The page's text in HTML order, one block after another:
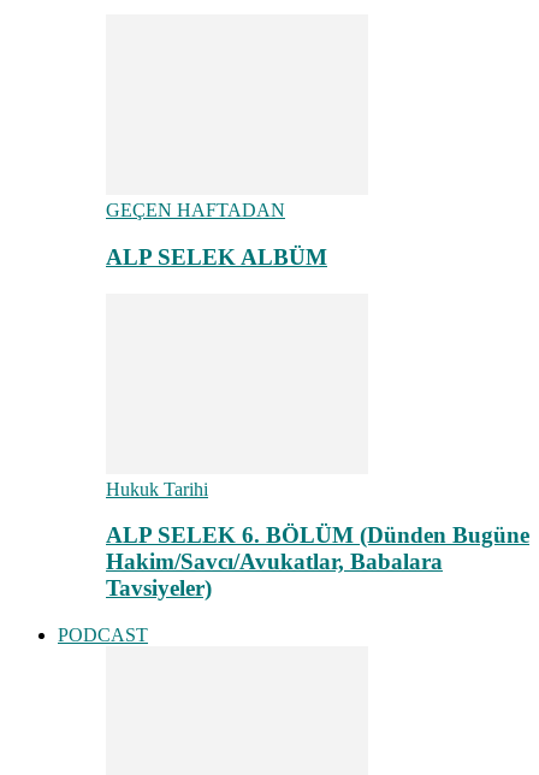
GEÇEN HAFTADAN
ALP SELEK ALBÜM
Hukuk Tarihi
ALP SELEK 6. BÖLÜM (Dünden Bugüne
Hakim/Savcı/Avukatlar, Babalara
Tavsiyeler)
PODCAST